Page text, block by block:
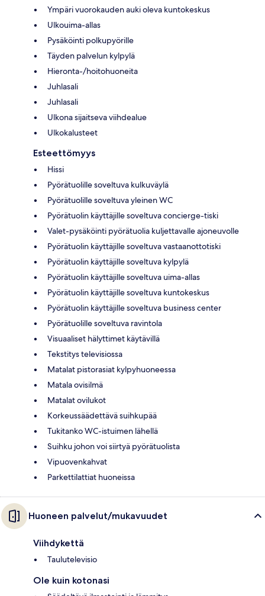
Ympäri vuorokauden auki oleva kuntokeskus
Ulkouima-allas
Pysäköinti polkupyörille
Täyden palvelun kylpylä
Hieronta-/hoitohuoneita
Juhlasali
Juhlasali
Ulkona sijaitseva viihdealue
Ulkokalusteet
Esteettömyys
Hissi
Pyörätuolille soveltuva kulkuväylä
Pyörätuolille soveltuva yleinen WC
Pyörätuolin käyttäjille soveltuva concierge-tiski
Valet-pysäköinti pyörätuolia kuljettavalle ajoneuvolle
Pyörätuolin käyttäjille soveltuva vastaanottotiski
Pyörätuolin käyttäjille soveltuva kylpylä
Pyörätuolin käyttäjille soveltuva uima-allas
Pyörätuolin käyttäjille soveltuva kuntokeskus
Pyörätuolin käyttäjille soveltuva business center
Pyörätuolille soveltuva ravintola
Visuaaliset hälyttimet käytävillä
Tekstitys televisiossa
Matalat pistorasiat kylpyhuoneessa
Matala ovisilmä
Matalat ovilukot
Korkeussäädettävä suihkupää
Tukitanko WC-istuimen lähellä
Suihku johon voi siirtyä pyörätuolista
Vipuovenkahvat
Parkettilattiat huoneissa
Huoneen palvelut/mukavuudet
Viihdykettä
Taulutelevisio
Ole kuin kotonasi